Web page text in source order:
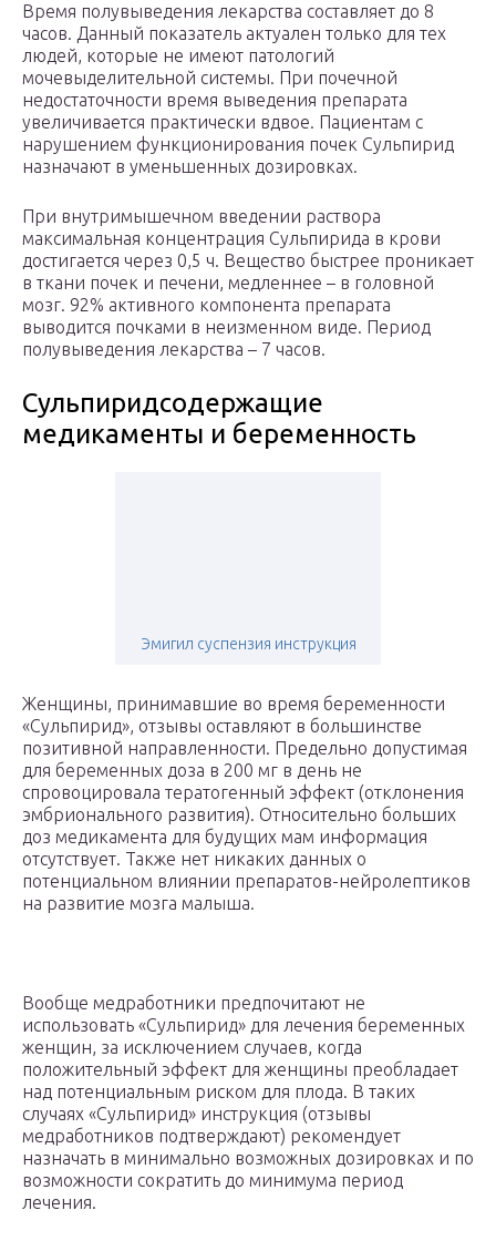
Время полувыведения лекарства составляет до 8
часов. Данный показатель актуален только для тех
людей, которые не имеют патологий
мочевыделительной системы. При почечной
недостаточности время выведения препарата
увеличивается практически вдвое. Пациентам с
нарушением функционирования почек Сульпирид
назначают в уменьшенных дозировках.
При внутримышечном введении раствора
максимальная концентрация Сульпирида в крови
достигается через 0,5 ч. Вещество быстрее проникает
в ткани почек и печени, медленнее – в головной
мозг. 92% активного компонента препарата
выводится почками в неизменном виде. Период
полувыведения лекарства – 7 часов.
Сульпиридсодержащие
медикаменты и беременность
Эмигил суспензия инструкция
Женщины, принимавшие во время беременности
«Сульпирид», отзывы оставляют в большинстве
позитивной направленности. Предельно допустимая
для беременных доза в 200 мг в день не
спровоцировала тератогенный эффект (отклонения
эмбрионального развития). Относительно больших
доз медикамента для будущих мам информация
отсутствует. Также нет никаких данных о
потенциальном влиянии препаратов-нейролептиков
на развитие мозга малыша.
Вообще медработники предпочитают не
использовать «Сульпирид» для лечения беременных
женщин, за исключением случаев, когда
положительный эффект для женщины преобладает
над потенциальным риском для плода. В таких
случаях «Сульпирид» инструкция (отзывы
медработников подтверждают) рекомендует
назначать в минимально возможных дозировках и по
возможности сократить до минимума период
лечения.